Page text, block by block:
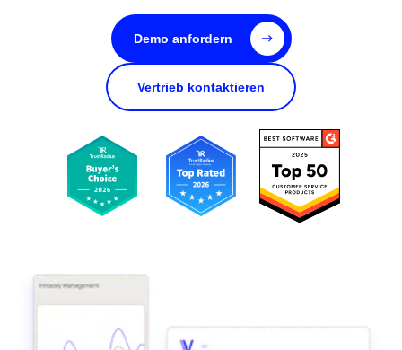
Demo anfordern
Vertrieb kontaktieren